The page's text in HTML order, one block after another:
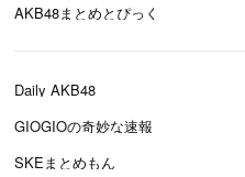
AKB48まとめとぴっく
Daily AKB48
GIOGIOの奇妙な速報
SKEまとめもん